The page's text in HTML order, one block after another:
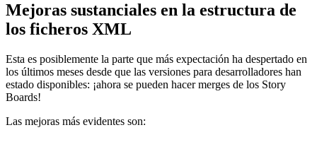
Mejoras sustanciales en la estructura de
los ficheros XML
Esta es posiblemente la parte que más expectación ha despertado en
los últimos meses desde que las versiones para desarrolladores han
estado disponibles: ¡ahora se pueden hacer merges de los Story
Boards!
Las mejoras más evidentes son: